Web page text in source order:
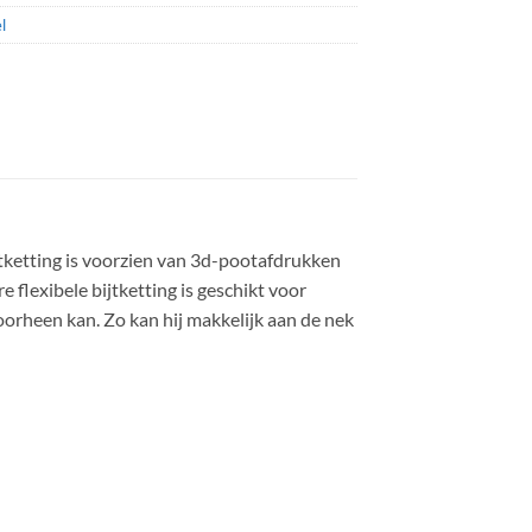
is voorzien van 3d-pootafdrukken
flexibele bijtketting is geschikt voor
kan. Zo kan hij makkelijk aan de nek